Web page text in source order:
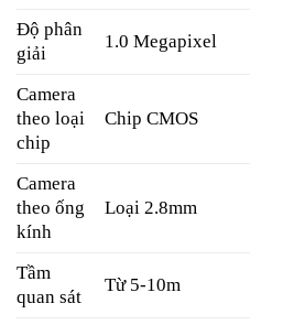
Độ phân
giải
1.0 Megapixel
Camera
theo loại
chip
Chip CMOS
Camera
theo ống
kính
Loại 2.8mm
Tầm
quan sát
Từ 5-10m